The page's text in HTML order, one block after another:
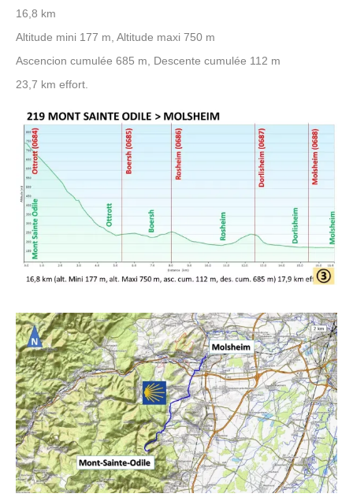
16,8 km
Altitude mini 177 m, Altitude maxi 750 m
Ascencion cumulée 685 m, Descente cumulée 112 m
23,7 km effort.